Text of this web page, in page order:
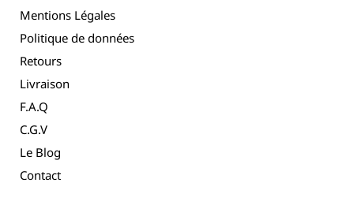
Mentions Légales
Politique de données
Retours
Livraison
F.A.Q
C.G.V
Le Blog
Contact